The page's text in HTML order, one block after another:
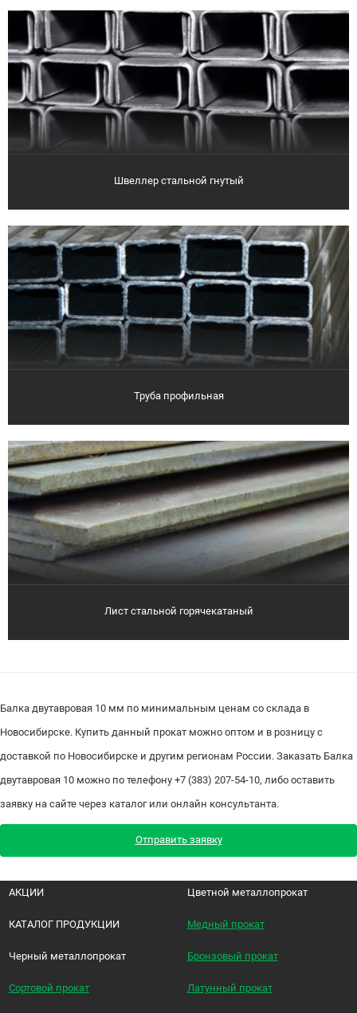
Швеллер стальной гнутый
Труба профильная
Лист стальной горячекатаный
Балка двутавровая 10 мм по минимальным ценам со склада в
Новосибирске. Купить данный прокат можно оптом и в розницу с
доставкой по Новосибирске и другим регионам России. Заказать Балка
двутавровая 10 можно по телефону +7 (383) 207-54-10, либо оставить
заявку на сайте через каталог или онлайн консультанта.
Отправить заявку
АКЦИИ
КАТАЛОГ ПРОДУКЦИИ
Черный металлопрокат
Сортовой прокат
Цветной металлопрокат
Медный прокат
Бронзовый прокат
Латунный прокат